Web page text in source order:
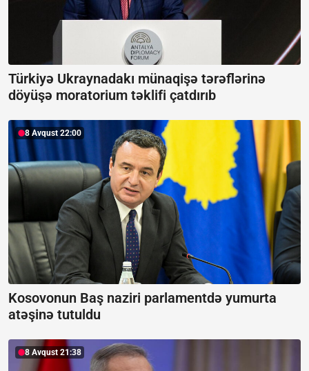
Türkiyə Ukraynadakı münaqişə tərəflərinə
döyüşə moratorium təklifi çatdırıb
8 Avqust 22:00
Kosovonun Baş naziri parlamentdə yumurta
atəşinə tutuldu
8 Avqust 21:38